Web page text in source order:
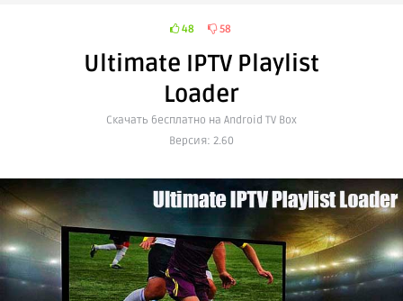
48 58
Ultimate IPTV Playlist
Loader
Cкачать бесплатно на Android TV Box
Версия: 2.60